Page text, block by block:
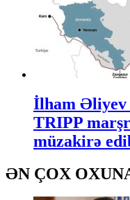
İlham Əliyev
TRIPP
müzakirə
ƏN ÇOX